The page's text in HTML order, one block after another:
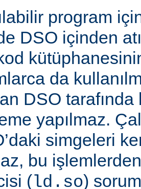
program
DSO içinden
da
DSO
yapılmaz.
simgeleri
bu
( ld.so)